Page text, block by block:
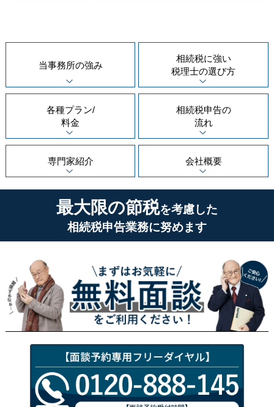
当事務所の強み
相続税に強い
税理士の選び方
各種プラン/
料金
相続税申告の
流れ
専門家紹介 会社概要
最大限の節税を考慮した
相続税申告業務に努めます